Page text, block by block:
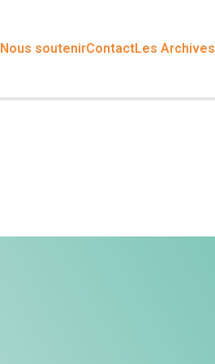
Nous soutenirContactLes Archives